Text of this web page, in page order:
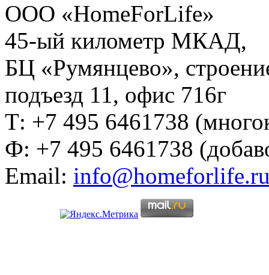
ООО «HomeForLife»
45-ый километр МКАД,
БЦ «Румянцево»,
подъезд 11, офис 716г
Т: +7 495 6461738
Ф: +7 495 6461738
Email: